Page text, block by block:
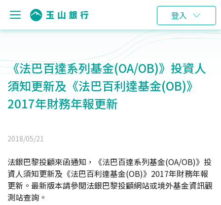
登入
《法巴百達系列基金(OA/OB)》投資人
須知更新及《法巴百利達基金(OB)》
2017年財務年報更新
2018/05/21
法銀巴黎投顧來函通知，《法巴百達系列基金(OA/OB)》投
資人須知更新及《法巴百利達基金(OB)》2017年財務年報
更新。最新版本請參閱法銀巴黎投顧網站或境外基金資訊觀
測站查詢。